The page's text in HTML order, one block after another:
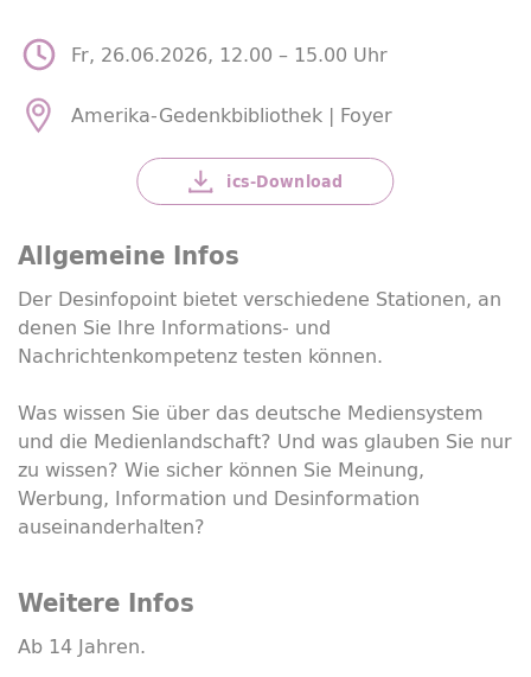
Fr, 26.06.2026, 12.00 – 15.00 Uhr
ics-Download
Amerika-Gedenkbibliothek | Foyer
Allgemeine Infos
Der Desinfopoint bietet verschiedene Stationen, an
denen Sie Ihre Informations- und
Nachrichtenkompetenz testen können.
Was wissen Sie über das deutsche Mediensystem
und die Medienlandschaft? Und was glauben Sie nur
zu wissen? Wie sicher können Sie Meinung,
Werbung, Information und Desinformation
auseinanderhalten?
Weitere Infos
Ab 14 Jahren.